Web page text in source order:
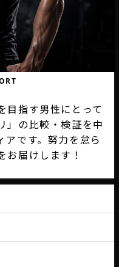
目指す男性にとって
」の比較・検証を中
です。努力を怠ら
お届けします！